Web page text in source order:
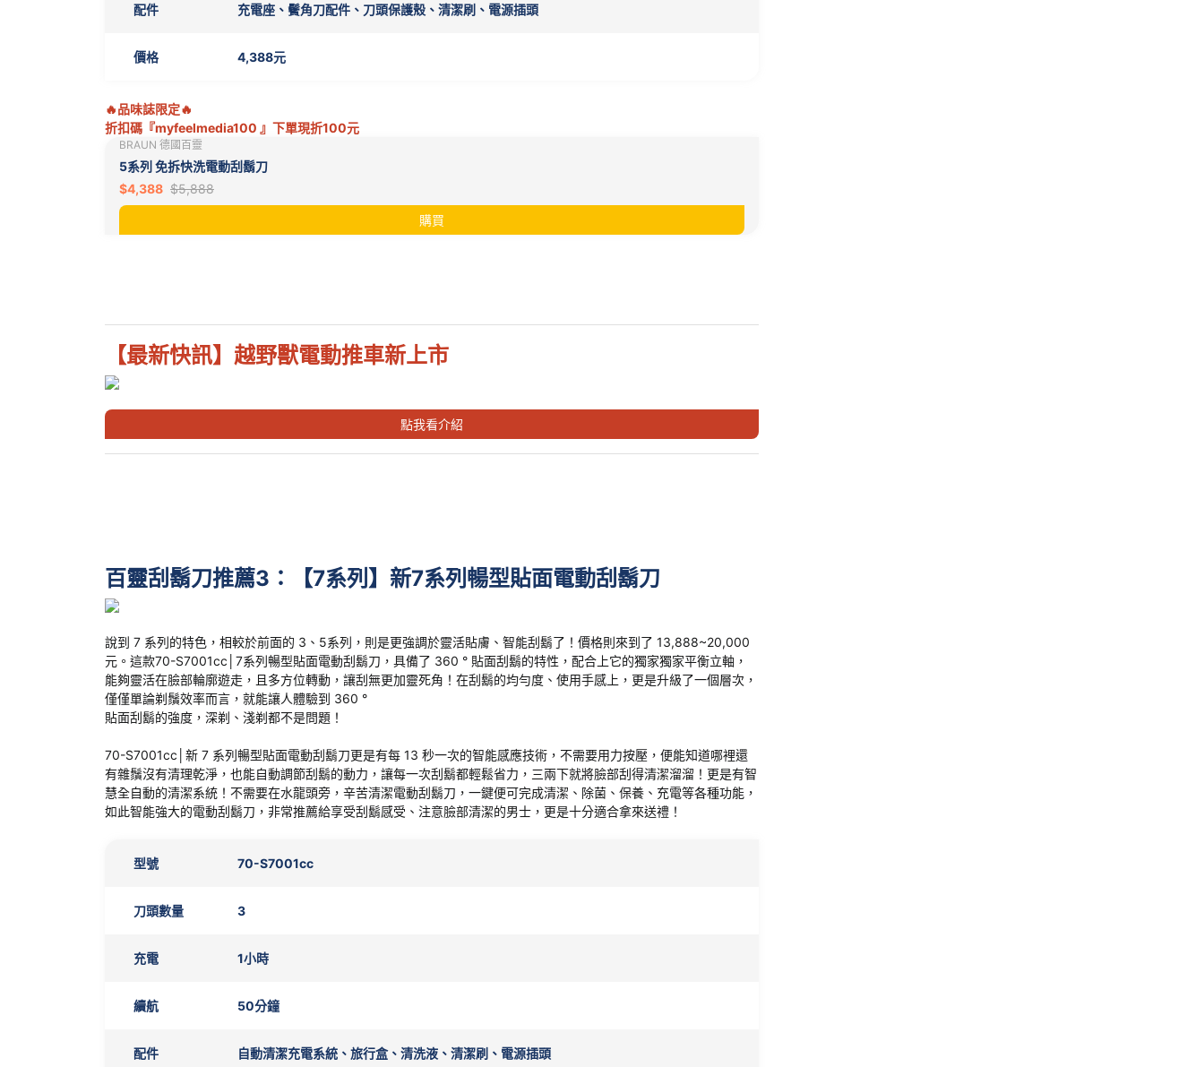
配件 充電座、鬢角刀配件、刀頭保護殼、清潔刷、電源插頭
價格 4,388元
🔥品味誌限定🔥
折扣碼『myfeelmedia100 』下單現折100元
BRAUN 德國百靈
5系列 免拆快洗電動刮鬍刀
$4,388 $5,888
購買
【最新快訊】越野獸電動推車新上市
點我看介紹
百靈刮鬍刀推薦3：【7系列】 新7系列暢型貼面電動刮鬍刀
說到 7 系列的特色，相較於前面的 3、5系列，則是更強調於靈活貼膚、智能刮鬍了！價格則來到了 13,888~20,000
元。這款70-S7001cc│7系列暢型貼面電動刮鬍刀，具備了 360 ° 貼面刮鬍的特性，配合上它的獨家獨家平衡立軸，
能夠靈活在臉部輪廓遊走，且多方位轉動，讓刮無更加靈死角！在刮鬍的均勻度、使用手感上，更是升級了一個層次，
僅僅單論剃鬚效率而言，就能讓人體驗到 360 °
貼面刮鬍的強度，深剃、淺剃都不是問題！
70-S7001cc│新 7 系列暢型貼面電動刮鬍刀更是有每 13 秒一次的智能感應技術，不需要用力按壓，便能知道哪裡還
有雜鬚沒有清理乾淨，也能自動調節刮鬍的動力，讓每一次刮鬍都輕鬆省力，三兩下就將臉部刮得清潔溜溜！更是有智
慧全自動的清潔系統！不需要在水龍頭旁，辛苦清潔電動刮鬍刀，一鍵便可完成清潔、除菌、保養、充電等各種功能，
如此智能強大的電動刮鬍刀，非常推薦給享受刮鬍感受、注意臉部清潔的男士，更是十分適合拿來送禮！
型號 70-S7001cc
刀頭數量 3
充電 1小時
續航 50分鐘
配件 自動清潔充電系統、旅行盒、清洗液、清潔刷、電源插頭